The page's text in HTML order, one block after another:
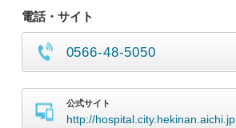
電話・サイト
0566-48-5050
公式サイト
http://hospital.city.hekinan.aichi.jp